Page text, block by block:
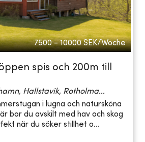
7500 - 10000 SEK/Woche
spis och 200m till
Hallstavik, Rotholma...
i lugna och natursköna
bor du avskilt med hav och skog
när du söker stillhet o...